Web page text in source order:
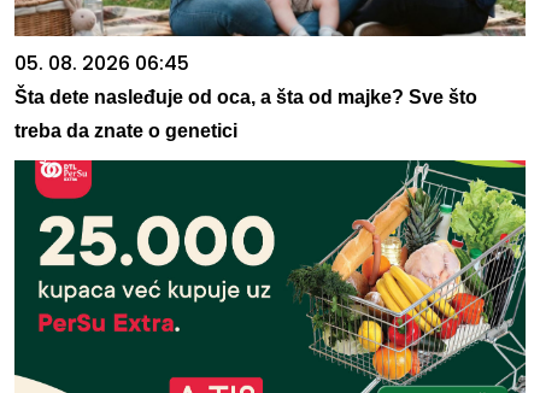
05. 08. 2026 06:45
Šta dete nasleđuje od oca, a šta od majke? Sve što
treba da znate o genetici